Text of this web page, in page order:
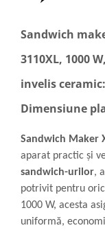
Sandwich
3110XL, 1000
invelis
Dimensiune
Sandwich Maker
aparat practic și
sandwich-urilor,
potrivit pentru
1000 W, acesta
uniformă,